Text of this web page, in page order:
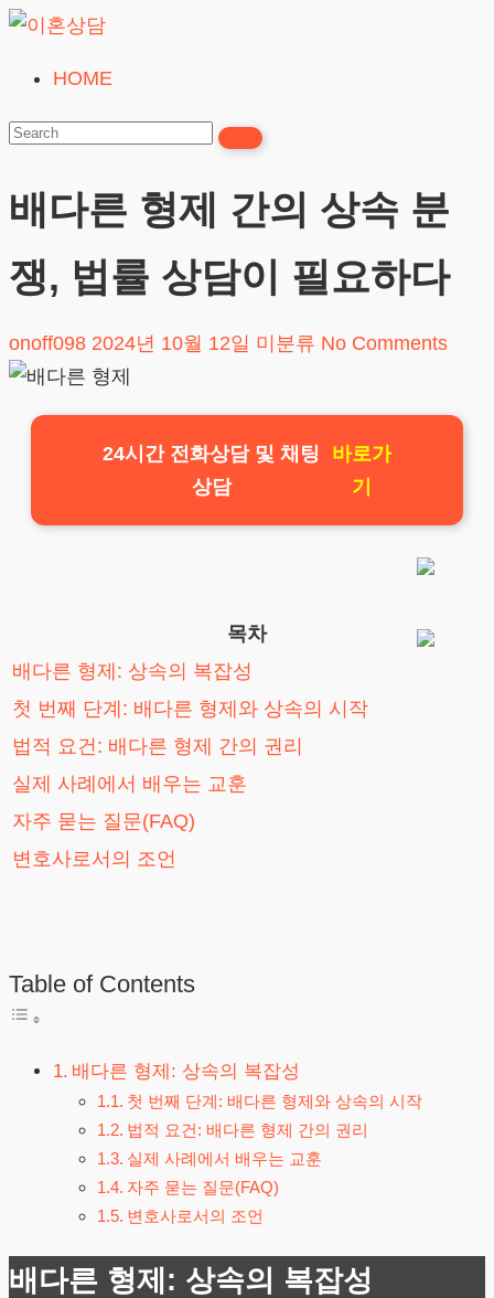
Skip
content
혼
담
HOME
배다른 형제 간의 상속 분
쟁, 법률 상담이 필요하다
onoff098 2024년 10월 12일 미분류 No Comments
24시간 전화상담 및 채팅
상담
바로가
기
목차
배다른 형제: 상속의 복잡성
첫 번째 단계: 배다른 형제와 상속의 시작
법적 요건: 배다른 형제 간의 권리
실제 사례에서 배우는 교훈
자주 묻는 질문(FAQ)
변호사로서의 조언
Table of Contents
배다른 형제: 상속의 복잡성
첫 번째 단계: 배다른 형제와 상속의 시작
법적 요건: 배다른 형제 간의 권리
실제 사례에서 배우는 교훈
자주 묻는 질문(FAQ)
변호사로서의 조언
배다른 형제: 상속의 복잡성